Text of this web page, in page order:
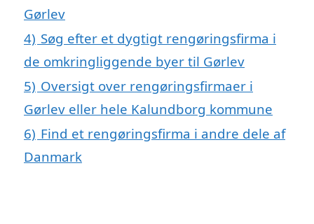
Gørlev
4) Søg efter et dygtigt rengøringsfirma i
de omkringliggende byer til Gørlev
5) Oversigt over rengøringsfirmaer i
Gørlev eller hele Kalundborg kommune
6) Find et rengøringsfirma i andre dele af
Danmark